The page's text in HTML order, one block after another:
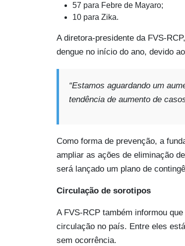
57 para Febre de Mayaro;
10 para Zika.
A diretora-presidente da FVS-
dengue no início do ano, devido
“Estamos aguardando um
tendência de aumento de
Como forma de prevenção, a
ampliar as ações de eliminação
será lançado um plano de
Circulação de sorotipos
A FVS-RCP também informou
circulação no país. Entre eles
sem ocorrência.